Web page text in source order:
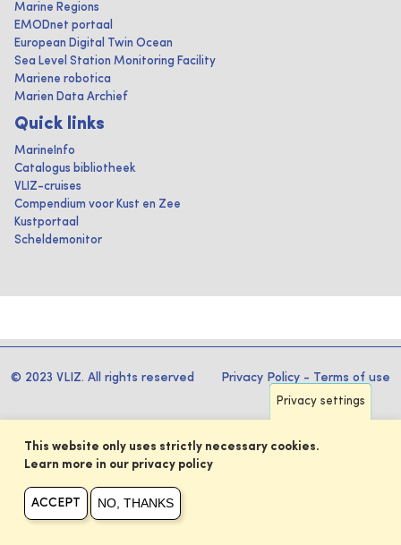
Marine Regions
EMODnet portaal
European Digital Twin Ocean
Sea Level Station Monitoring Facility
Mariene robotica
Marien Data Archief
Quick links
MarineInfo
Catalogus bibliotheek
VLIZ-cruises
Compendium voor Kust en Zee
Kustportaal
Scheldemonitor
© 2023 VLIZ. All rights reserved Privacy Policy - Terms of use
Privacy settings
This website only uses strictly necessary cookies.
Learn more in our privacy policy
ACCEPT NO, THANKS